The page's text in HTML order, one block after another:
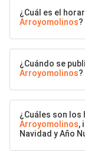
¿Cuál es el
Arroyomolinos?
¿Cuándo se
Arroyomolinos?
¿Cuáles son los
Arroyomolinos,
Navidad y Año